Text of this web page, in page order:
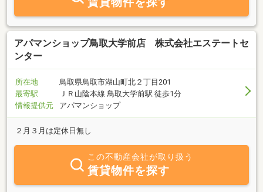
アパマンショップ鳥取大学前店 株式会社エステートセ
ンター
所在地
鳥取県鳥取市湖山町北２丁目201
最寄駅
ＪＲ山陰本線 鳥取大学前駅 徒歩1分
情報提供元
アパマンショップ
２月３月は定休日無し
この不動産会社が取り扱う
賃貸物件を探す